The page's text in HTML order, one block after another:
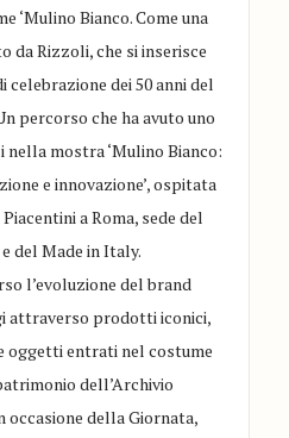
‘Mulino Bianco. Come una
da Rizzoli, che si inserisce
dei 50 anni del
percorso che ha avuto uno
mostra ‘Mulino Bianco:
e innovazione’, ospitata
a Roma, sede del
del Made in Italy.
l’evoluzione del brand
attraverso prodotti iconici,
oggetti entrati nel costume
dell’Archivio
occasione della Giornata,